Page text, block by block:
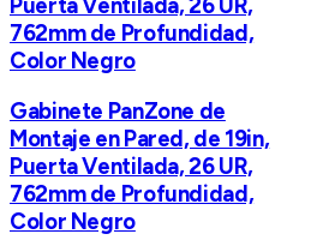
Puerta Ventilada, 26 UR,
762mm de Profundidad,
Color Negro
Gabinete PanZone de
Montaje en Pared, de 19in,
Puerta Ventilada, 26 UR,
762mm de Profundidad,
Color Negro